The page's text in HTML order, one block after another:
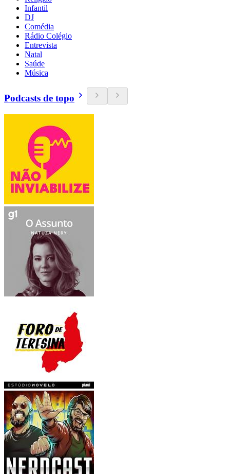
Infantil
DJ
Comédia
Rádio Colégio
Entrevista
Natal
Saúde
Música
Podcasts de topo